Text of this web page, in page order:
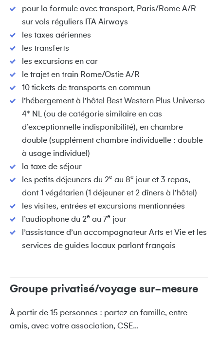
pour la formule avec transport, Paris/Rome A/R
sur vols réguliers ITA Airways
les taxes aériennes
les transferts
les excursions en car
le trajet en train Rome/Ostie A/R
10 tickets de transports en commun
l’hébergement à l’hôtel Best Western Plus Universo
4* NL (ou de catégorie similaire en cas
d’exceptionnelle indisponibilité), en chambre
double (supplément chambre individuelle : double
à usage individuel)
la taxe de séjour
les petits déjeuners du 2e au 8e jour et 3 repas,
dont 1 végétarien (1 déjeuner et 2 dîners à l’hôtel)
les visites, entrées et excursions mentionnées
l’audiophone du 2e au 7e jour
l’assistance d’un accompagnateur Arts et Vie et les
services de guides locaux parlant français
Groupe privatisé/voyage sur-mesure
À partir de 15 personnes : partez en famille, entre
amis, avec votre association, CSE…